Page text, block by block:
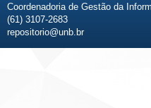
Coordenadoria de Gestão da
(61) 3107-2683
repositorio@unb.br